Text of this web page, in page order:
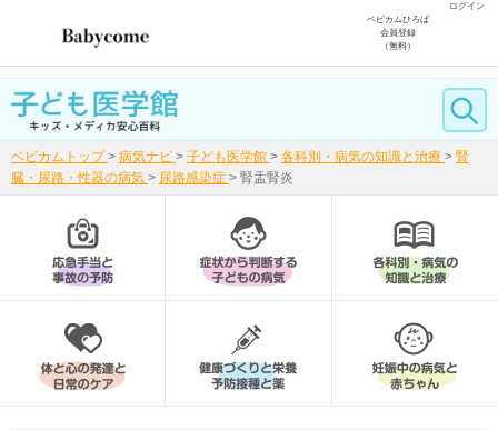
ログイン
ベビカムひろば
会員登録
（無料）
ベビカムトップ > 病気ナビ > 子ども医学館 > 各科別・病気の知識と治療 > 腎
臓・尿路・性器の病気 > 尿路感染症 > 腎盂腎炎